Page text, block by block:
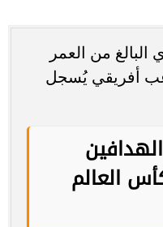
البالغ من العمر
أصغر لاعب أفريقي يُسجل
العالم